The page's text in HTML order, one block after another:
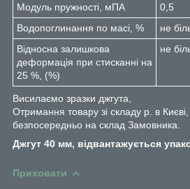
Модуль пружності, мПА
0,5
Водопоглинання по масі, %
не
Відносна залишкова
деформація при стисканні на
25 %, (%)
не
Висилаємо зразки джгута,
Отримання товару зі складу р. в
безпосередньо на склад Замовника.
Джгут 40 мм, відвантажується
Приховати